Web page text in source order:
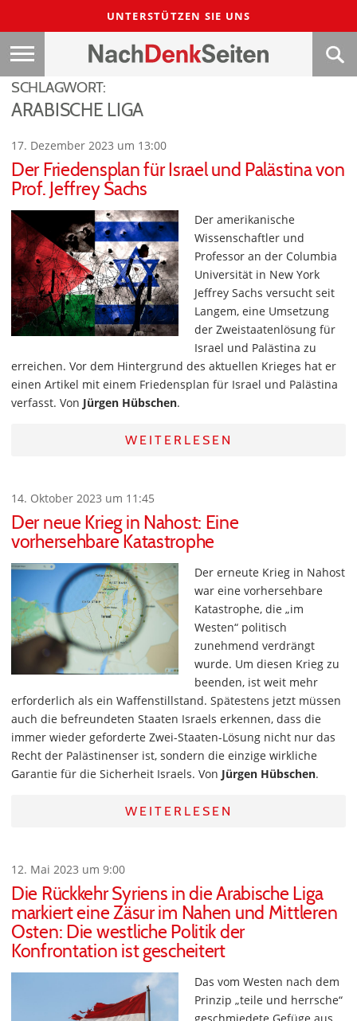
UNTERSTÜTZEN SIE UNS
SCHLAGWORT:
ARABISCHE LIGA
17. Dezember 2023 um 13:00
Der Friedensplan für Israel und Palästina von
Prof. Jeffrey Sachs
Der amerikanische
Wissenschaftler und
Professor an der Columbia
Universität in New York
Jeffrey Sachs versucht seit
Langem, eine Umsetzung
der Zweistaatenlösung für
Israel und Palästina zu
erreichen. Vor dem Hintergrund des aktuellen Krieges hat er
einen Artikel mit einem Friedensplan für Israel und Palästina
verfasst. Von Jürgen Hübschen.
WEITERLESEN
14. Oktober 2023 um 11:45
Der neue Krieg in Nahost: Eine
vorhersehbare Katastrophe
Der erneute Krieg in Nahost
war eine vorhersehbare
Katastrophe, die „im
Westen“ politisch
zunehmend verdrängt
wurde. Um diesen Krieg zu
beenden, ist weit mehr
erforderlich als ein Waffenstillstand. Spätestens jetzt müssen
auch die befreundeten Staaten Israels erkennen, dass die
immer wieder geforderte Zwei-Staaten-Lösung nicht nur das
Recht der Palästinenser ist, sondern die einzige wirkliche
Garantie für die Sicherheit Israels. Von Jürgen Hübschen.
WEITERLESEN
12. Mai 2023 um 9:00
Die Rückkehr Syriens in die Arabische Liga
markiert eine Zäsur im Nahen und Mittleren
Osten: Die westliche Politik der
Konfrontation ist gescheitert
Das vom Westen nach dem
Prinzip „teile und herrsche“